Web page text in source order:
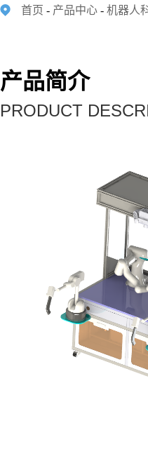
首页 - 产品中心 - 机器人
产品简介
PRODUCT